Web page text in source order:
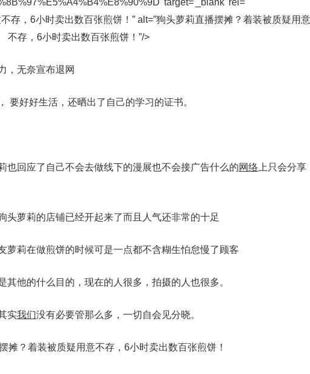
存，6小时卖出数百张煎饼！” alt=”狗头萝莉直播摆摊？着装被质疑用意
不存，6小时卖出数百张煎饼！”/>
，无奈宣布退网
要好好生活，还晒出了自己的学习的证书。
也回应了自己不会去做线下的漫展也不会接广告什么的网络 上只会分享
头萝莉的店铺已经开起来了而且人气还非常的十足
萝莉在做煎饼的时候可是一点都不含糊生怕怠慢了顾客
他的什么目的，现在的人很多，拍摄的人也很多。
实我们没有必要管那么多，一切自会见分晓。